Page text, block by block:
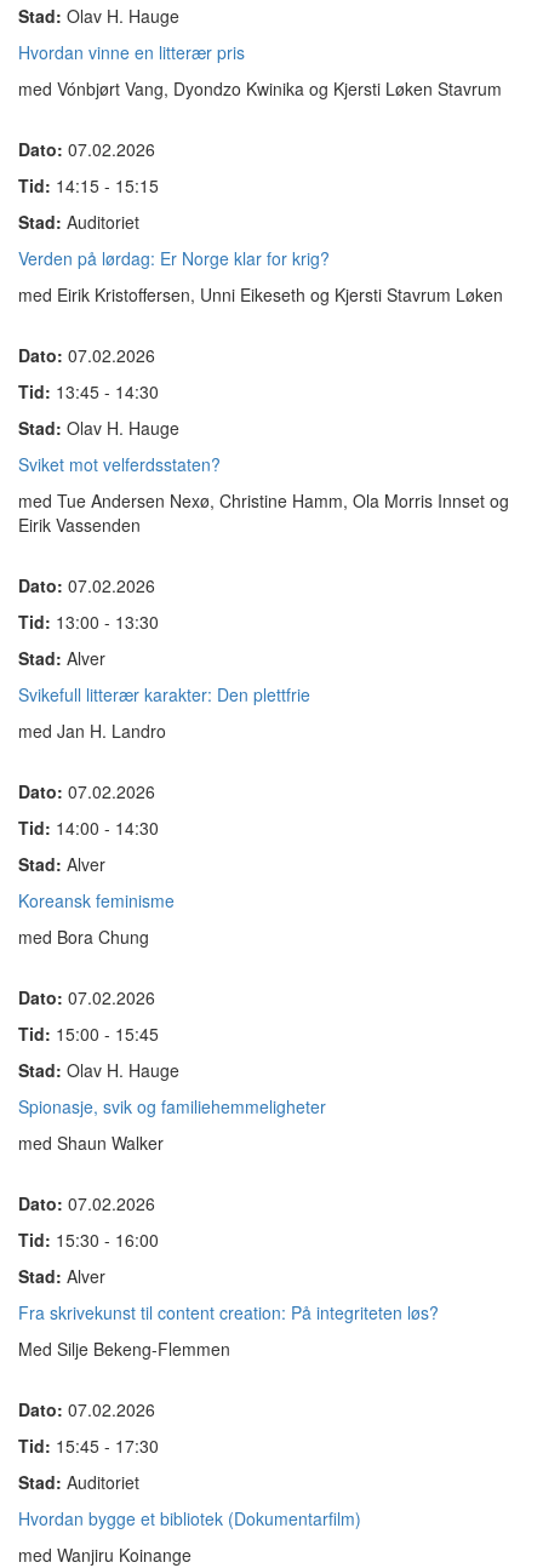
Stad: Olav H. Hauge
Hvordan vinne en litterær pris
med Vónbjørt Vang, Dyondzo Kwinika og Kjersti Løken Stavrum
Dato: 07.02.2026
Tid: 14:15 - 15:15
Stad: Auditoriet
Verden på lørdag: Er Norge klar for krig?
med Eirik Kristoffersen, Unni Eikeseth og Kjersti Stavrum Løken
Dato: 07.02.2026
Tid: 13:45 - 14:30
Stad: Olav H. Hauge
Sviket mot velferdsstaten?
med Tue Andersen Nexø, Christine Hamm, Ola Morris Innset og
Eirik Vassenden
Dato: 07.02.2026
Tid: 13:00 - 13:30
Stad: Alver
Svikefull litterær karakter: Den plettfrie
med Jan H. Landro
Dato: 07.02.2026
Tid: 14:00 - 14:30
Stad: Alver
Koreansk feminisme
med Bora Chung
Dato: 07.02.2026
Tid: 15:00 - 15:45
Stad: Olav H. Hauge
Spionasje, svik og familiehemmeligheter
med Shaun Walker
Dato: 07.02.2026
Tid: 15:30 - 16:00
Stad: Alver
Fra skrivekunst til content creation: På integriteten løs?
Med Silje Bekeng-Flemmen
Dato: 07.02.2026
Tid: 15:45 - 17:30
Stad: Auditoriet
Hvordan bygge et bibliotek (Dokumentarfilm)
med Wanjiru Koinange